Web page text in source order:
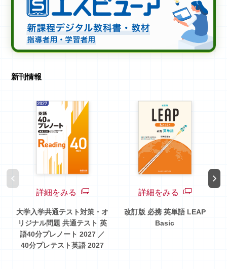
新刊情報
詳細をみる
大学入学共通テスト対策・オ
リジナル問題 共通テスト 英
語40分プレノート 2027 ／
40分プレテスト英語 2027
詳細をみる
改訂版 必携 英単語 LEAP
Basic